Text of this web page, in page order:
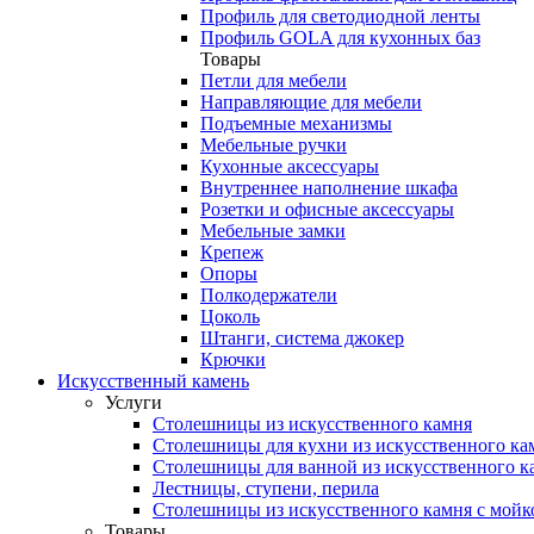
Профиль для светодиодной ленты
Профиль GOLA для кухонных баз
Товары
Петли для мебели
Направляющие для мебели
Подъемные механизмы
Мебельные ручки
Кухонные аксессуары
Внутреннее наполнение шкафа
Розетки и офисные аксессуары
Мебельные замки
Крепеж
Опоры
Полкодержатели
Цоколь
Штанги, система джокер
Крючки
Искусственный камень
Услуги
Столешницы из искусственного камня
Столешницы для кухни из искусственного
Столешницы для ванной из искусственного
Лестницы, ступени, перила
Столешницы из искусственного камня с